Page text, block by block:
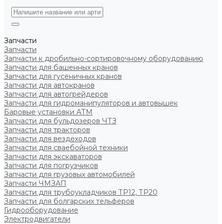
Запчасти
Запчасти
Запчасти к дробильно-сортировочному оборудованию
Запчасти для башенных кранов
Запчасти для гусеничных кранов
Запчасти для автокранов
Запчасти для автогрейдеров
Запчасти для гидроманипуляторов и автовышек
Баровые установки АТМ
Запчасти для бульдозеров ЧТЗ
Запчасти для тракторов
Запчасти для вездеходов
Запчасти для сваебойной техники
Запчасти для экскаваторов
Запчасти для погрузчиков
Запчасти для грузовых автомобилей
Запчасти ЧМЗАП
Запчасти для трубоукладчиков ТР12, ТР20
Запчасти для болгарских тельферов
Гидрооборудование
Электродвигатели